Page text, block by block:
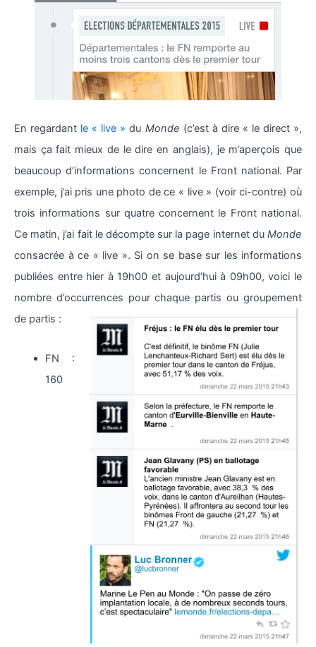
En regardant le « live » du Monde (c’est à dire « le direct »,
mais ça fait mieux de le dire en anglais), je m’aperçois que
beaucoup d’informations concernent le Front national. Par
exemple, j’ai pris une photo de ce « live » (voir ci-contre) où
trois informations sur quatre concernent le Front national.
Ce matin, j’ai fait le décompte sur la page internet du Monde
consacrée à ce « live ». Si on se base sur les informations
publiées entre hier à 19h00 et aujourd’hui à 09h00, voici le
nombre d’occurrences pour chaque partis ou groupement
de partis :
FN :
160